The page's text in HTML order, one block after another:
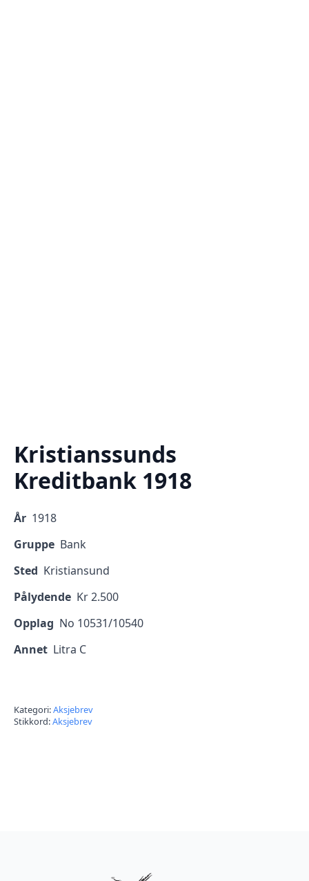
Kristianssunds
Kreditbank 1918
År 1918
Gruppe Bank
Sted Kristiansund
Pålydende Kr 2.500
Opplag No 10531/10540
Annet Litra C
Kategori:Aksjebrev
Stikkord:Aksjebrev